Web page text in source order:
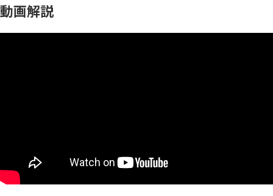
動画解説